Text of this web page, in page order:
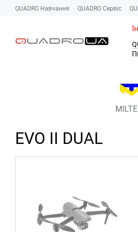
Перейти до основного контенту
QUADRO Навчання QUADRO Сервіc
EVO II DUAL